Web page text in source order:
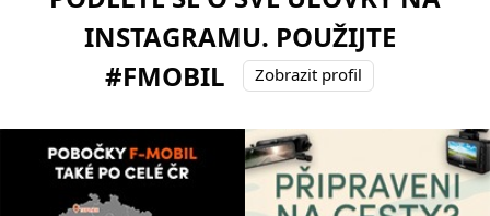
INSTAGRAMU. POUŽIJTE
#FMOBIL
Zobrazit profil